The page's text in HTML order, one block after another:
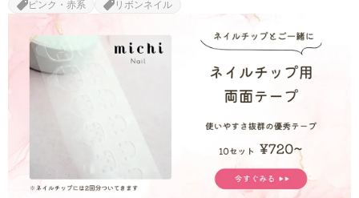
ピンク・赤系 リボンネイル